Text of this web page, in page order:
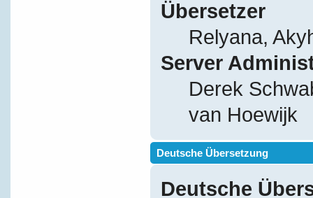
Übersetzer
Relyana,
Server
Derek
van Hoewijk
Deutsche Übersetzung
Deutsche